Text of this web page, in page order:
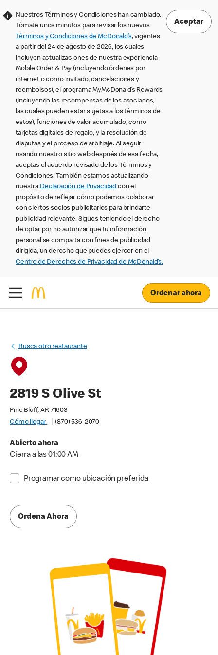
Nuestros Términos y Condiciones han cambiado.
Tómate unos minutos para revisar los nuevos
Términos y Condiciones de McDonald’s, vigentes
a partir del 24 de agosto de 2026, los cuales
incluyen actualizaciones de nuestra experiencia
Mobile Order & Pay (incluyendo órdenes por
internet o como invitado, cancelaciones y
reembolsos), el programa MyMcDonald’s Rewards
(incluyendo las recompensas de los asociados,
las cuales pueden estar sujetas a los términos de
estos), funciones de valor acumulado, como
tarjetas digitales de regalo, y la resolución de
disputas y el proceso de arbitraje. Al seguir
usando nuestro sitio web después de esa fecha,
aceptas el acuerdo revisado de los Términos y
Condiciones. También estamos actualizando
nuestra Declaración de Privacidad con el
propósito de reflejar cómo podemos colaborar
con ciertos socios publicitarios para brindarte
publicidad relevante. Sigues teniendo el derecho
de optar por no autorizar que tu información
personal se comparta con fines de publicidad
dirigida, un derecho que puedes ejercer en el
Centro de Derechos de Privacidad de McDonald’s.
Aceptar
Ordenar ahora
Busca otro restaurante
2819 S Olive St
Pine Bluff, AR 71603
Cómo llegar
(870) 536-2070
Abierto ahora
Cierra a las 01:00 AM
Programar como ubicación preferida
Ordena Ahora